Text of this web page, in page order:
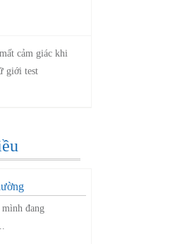
cảm giác khi
giới test
mình đang